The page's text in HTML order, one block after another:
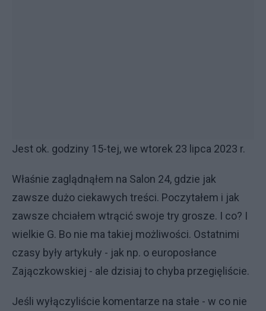
Jest ok. godziny 15-tej, we wtorek 23 lipca 2023 r.
Właśnie zaglądnąłem na Salon 24, gdzie jak
zawsze dużo ciekawych treści. Poczytałem i jak
zawsze chciałem wtrącić swoje try grosze. I co? I
wielkie G. Bo nie ma takiej możliwości. Ostatnimi
czasy były artykuły - jak np. o europosłance
Zajączkowskiej - ale dzisiaj to chyba przegięliście.
Jeśli wyłączyliście komentarze na stałe - w co nie